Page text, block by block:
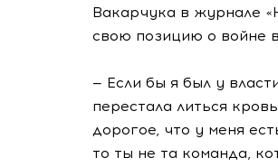
Вакарчука в журнале
свою позицию о войне
— Если бы я был у
перестала литься
дорогое, что у меня
то ты не та команда,